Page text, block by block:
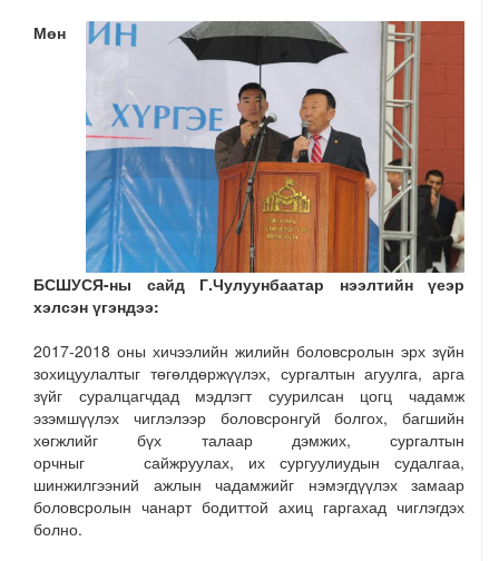
Мөн
БСШУСЯ-ны сайд Г.Чулуунбаатар нээлтийн үеэр
хэлсэн үгэндээ:
2017-2018 оны хичээлийн жилийн боловсролын эрх зүйн
зохицуулалтыг төгөлдөржүүлэх, сургалтын агуулга, арга
зүйг суралцагчдад мэдлэгт суурилсан цогц чадамж
эзэмшүүлэх чиглэлээр боловсронгуй болгох, багшийн
хөгжлийг бүх талаар дэмжих, сургалтын
орчныг сайжруулах, их сургуулиудын судалгаа,
шинжилгээний ажлын чадамжийг нэмэгдүүлэх замаар
боловсролын чанарт бодиттой ахиц гаргахад чиглэгдэх
болно.